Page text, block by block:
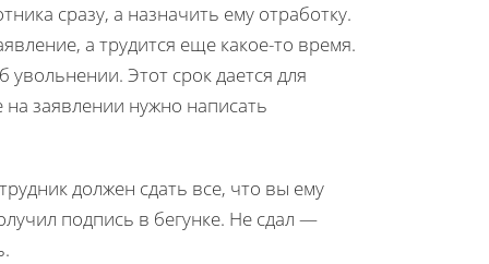
сразу, а назначить ему отработку.
а трудится еще какое-то время.
Этот срок дается для
на заявлении нужно написать
должен сдать все, что вы ему
подпись в бегунке. Не сдал —